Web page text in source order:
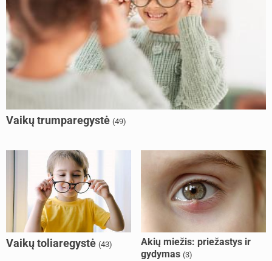
Vaikų trumparegystė (49)
Vaikų toliaregystė (43)
Akių miežis: priežastys ir
gydymas (3)